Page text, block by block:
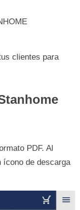
clientes para
PDF. Al
ícono de descarga